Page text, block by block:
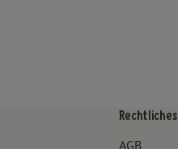
www.bioland.de/verbraucher
www.oekokiste.de/
Rechtliches
AGB